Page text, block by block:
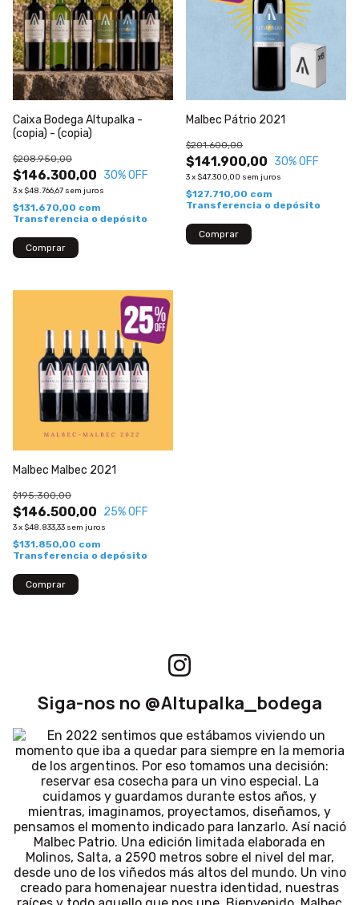
Caixa Bodega Altupalka -
(copia) - (copia)
$146.300,00
$208.950,00
30% OFF
3x $48.766,67 sem juros
$131.670,00 com
Transferencia o depósito
Malbec Pátrio 2021
$141.900,00
$201.600,00
30% OFF
3x $47.300,00 sem juros
$127.710,00 com
Transferencia o depósito
Malbec Malbec 2021
$146.500,00
$195.300,00
25% OFF
3x $48.833,33 sem juros
$131.850,00 com
Transferencia o depósito
Siga-nos no @Altupalka_bodega